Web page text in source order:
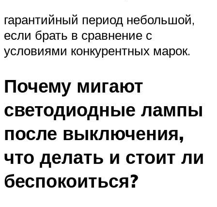
гарантийный период небольшой,
если брать в сравнение с
условиями конкурентных марок.
Почему мигают
светодиодные лампы
после выключения,
что делать и стоит ли
беспокоиться?